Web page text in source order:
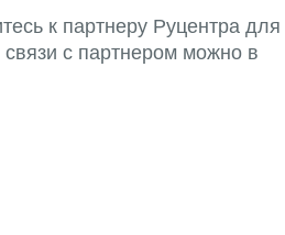
к партнеру Руцентра для
с партнером можно в